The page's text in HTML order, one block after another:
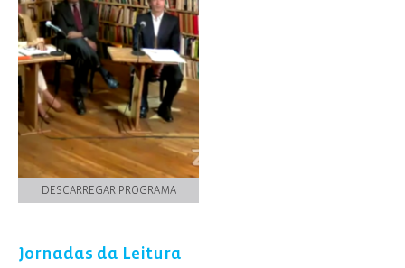
DESCARREGAR PROGRAMA
Jornadas da Leitura